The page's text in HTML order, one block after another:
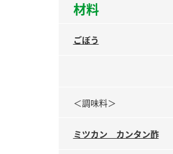
材料
ごぼう
＜調味料＞
ミツカン カンタン酢